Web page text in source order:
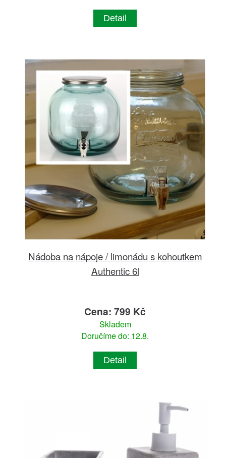
Detail
Nádoba na nápoje / limonádu s kohoutkem
Authentic 6l
Cena: 799 Kč
Skladem
Doručíme do: 12.8.
Detail